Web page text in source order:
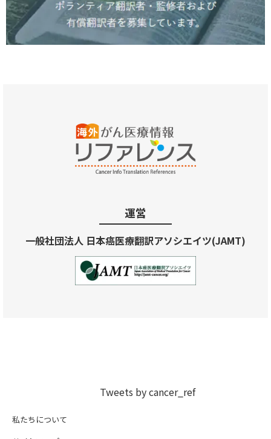
運営
一般社団法人 日本癌医療翻訳アソシエイツ(JAMT)
Tweets by cancer_ref
私たちについて